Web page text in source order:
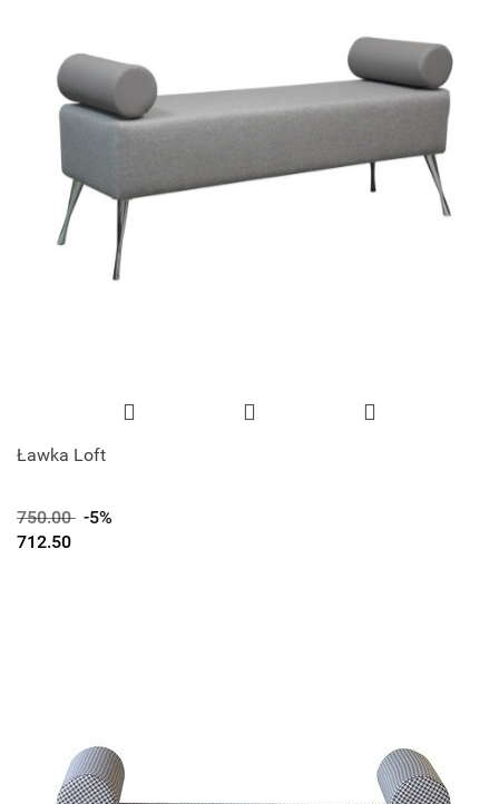
Ławka Loft
750.00 -5%
712.50